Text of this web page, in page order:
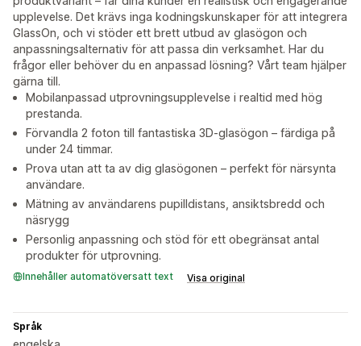
upplevelse. Det krävs inga kodningskunskaper för att integrera
GlassOn, och vi stöder ett brett utbud av glasögon och
anpassningsalternativ för att passa din verksamhet. Har du
frågor eller behöver du en anpassad lösning? Vårt team hjälper
gärna till.
Mobilanpassad utprovningsupplevelse i realtid med hög
prestanda.
Förvandla 2 foton till fantastiska 3D-glasögon – färdiga på
under 24 timmar.
Prova utan att ta av dig glasögonen – perfekt för närsynta
användare.
Mätning av användarens pupilldistans, ansiktsbredd och
näsrygg
Personlig anpassning och stöd för ett obegränsat antal
produkter för utprovning.
Innehåller automatöversatt text Visa original
Språk